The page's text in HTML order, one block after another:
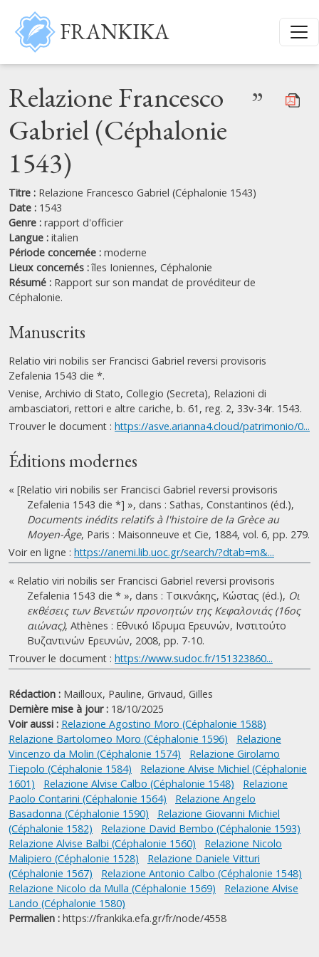
Aller au contenu principal
FRANKIKA
Relazione Francesco
Gabriel (Céphalonie
1543)
”
Titre : Relazione Francesco Gabriel (Céphalonie 1543)
Date : 1543
Genre : rapport d'officier
Langue : italien
Période concernée : moderne
Lieux concernés :îles Ioniennes, Céphalonie
Résumé : Rapport sur son mandat de provéditeur de
Céphalonie.
Manuscrits
Relatio viri nobilis ser Francisci Gabriel reversi provisoris
Zefalenia 1543 die *.
Venise, Archivio di Stato, Collegio (Secreta), Relazioni di
ambasciatori, rettori e altre cariche, b. 61, reg. 2, 33v-34r. 1543.
Trouver le document : https://asve.arianna4.cloud/patrimonio/0...
Éditions modernes
« [Relatio viri nobilis ser Francisci Gabriel reversi provisoris
Zefalenia 1543 die *] », dans : Sathas, Constantinos (éd.),
Documents inédits relatifs à l'histoire de la Grèce au
Moyen-Âge, Paris : Maisonneuve et Cie, 1884, vol. 6, pp. 279.
Voir en ligne : https://anemi.lib.uoc.gr/search/?dtab=m&...
« Relatio viri nobilis ser Francisci Gabriel reversi provisoris
Zefalenia 1543 die * », dans : Τσικνάκης, Κώστας (éd.), Οι
εκθέσεις των Βενετών προνοητών της Κεφαλονιάς (16ος
αιώνας), Athènes : Εθνικό Ιδρυμα Ερευνών, Ινστιτούτο
Βυζαντινών Ερευνών, 2008, pp. 7-10.
Trouver le document : https://www.sudoc.fr/151323860...
Rédaction : Mailloux, Pauline, Grivaud, Gilles
Dernière mise à jour : 18/10/2025
Voir aussi : Relazione Agostino Moro (Céphalonie 1588)
Relazione Bartolomeo Moro (Céphalonie 1596)
Relazione
Vincenzo da Molin (Céphalonie 1574)
Relazione Girolamo
Tiepolo (Céphalonie 1584)
Relazione Alvise Michiel (Céphalonie
1601)
Relazione Alvise Calbo (Céphalonie 1548)
Relazione
Paolo Contarini (Céphalonie 1564)
Relazione Angelo
Basadonna (Céphalonie 1590)
Relazione Giovanni Michiel
(Céphalonie 1582)
Relazione David Bembo (Céphalonie 1593)
Relazione Alvise Balbi (Céphalonie 1560)
Relazione Nicolo
Malipiero (Céphalonie 1528)
Relazione Daniele Vitturi
(Céphalonie 1567)
Relazione Antonio Calbo (Céphalonie 1548)
Relazione Nicolo da Mulla (Céphalonie 1569)
Relazione Alvise
Lando (Céphalonie 1580)
Permalien : https://frankika.efa.gr/fr/node/4558